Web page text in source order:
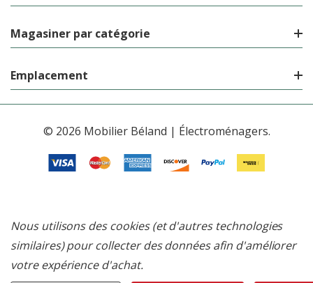
Magasiner par catégorie
Emplacement
© 2026 Mobilier Béland | Électroménagers.
Nous utilisons des cookies (et d'autres technologies
similaires) pour collecter des données afin d'améliorer
votre expérience d'achat.